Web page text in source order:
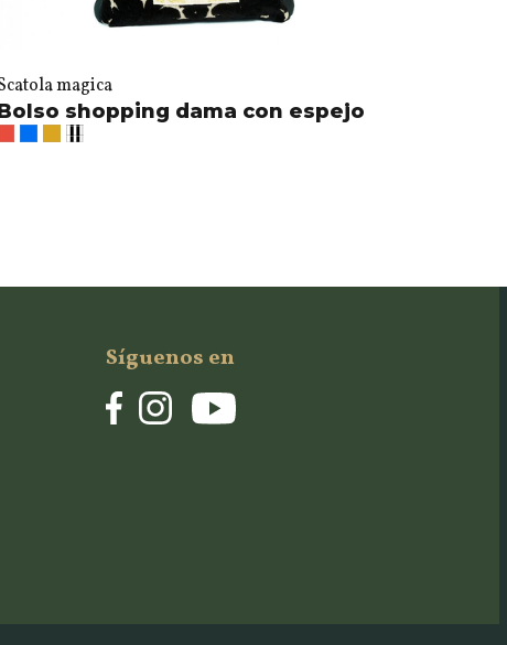
magica
shopping dama con espejo
Síguenos en